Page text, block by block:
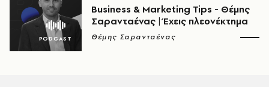
Business & Marketing Tips - Θέμης
Σαρανταένας | Έχεις πλεονέκτημα
Θέμης Σαρανταένας